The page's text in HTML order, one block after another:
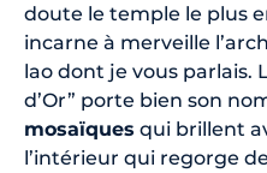
doute le temple le plus
incarne à merveille
lao dont je vous parlais.
d’Or” porte bien son
mosaïques qui brillent
l’intérieur qui regorge